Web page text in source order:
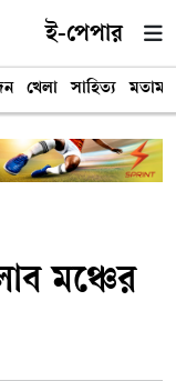
ই-পেপার
খেলা সাহিত্য মতামত
মঞ্চের